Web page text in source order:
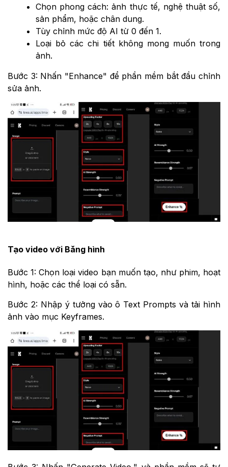
Chọn phong cách: ảnh thực tế, nghệ thuật số,
sản phẩm, hoặc chân dung.
Tùy chỉnh mức độ AI từ 0 đến 1.
Loại bỏ các chi tiết không mong muốn trong
ảnh.
Bước 3: Nhấn "Enhance" để phần mềm bắt đầu chỉnh
sửa ảnh.
Tạo video với Băng hình
Bước 1: Chọn loại video bạn muốn tạo, như phim, hoạt
hình, hoặc các thể loại có sẵn.
Bước 2: Nhập ý tưởng vào ô Text Prompts và tải hình
ảnh vào mục Keyframes.